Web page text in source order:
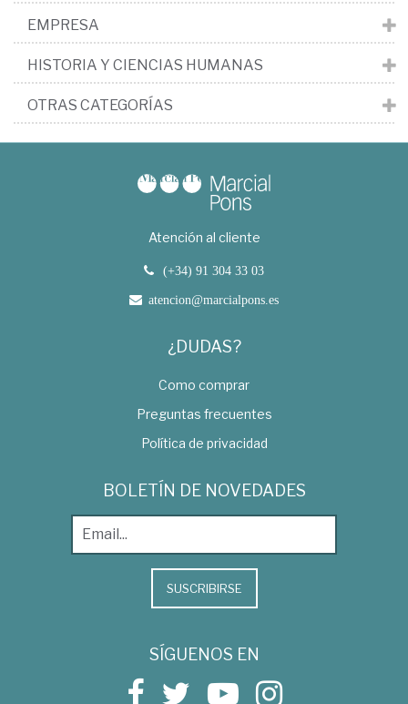
EMPRESA
HISTORIA Y CIENCIAS HUMANAS
OTRAS CATEGORÍAS
Atención al cliente
(+34) 91 304 33 03
atencion@marcialpons.es
¿DUDAS?
Como comprar
Preguntas frecuentes
Política de privacidad
BOLETÍN DE NOVEDADES
SUSCRIBIRSE
SÍGUENOS EN